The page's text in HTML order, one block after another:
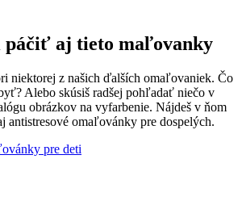
páčiť aj tieto maľovanky
niektorej z našich ďalších omaľovaniek. Čo
Alebo skúsiš radšej pohľadať niečo v
obrázkov na vyfarbenie. Nájdeš v ňom
antistresové omaľovánky pre dospelých.